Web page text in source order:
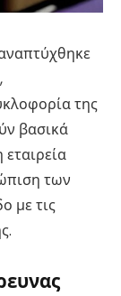
της
βασικά
των
με τις